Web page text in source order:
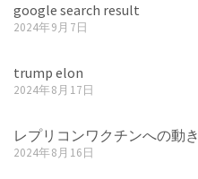
google search result
2024年9月7日
trump elon
2024年8月17日
レプリコンワクチンへの動き
2024年8月16日